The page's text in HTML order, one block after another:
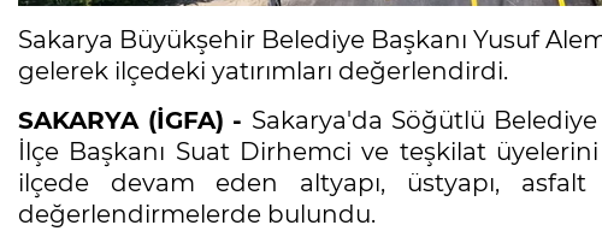
Sakarya Büyükşehir Belediye Başkanı Yusuf
gelerek ilçedeki yatırımları değerlendirdi.
SAKARYA (İGFA) - Sakarya'da Söğütlü
İlçe Başkanı Suat Dirhemci ve teşkilat
ilçede devam eden altyapı, üstyapı,
değerlendirmelerde bulundu.